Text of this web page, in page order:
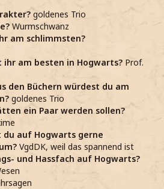
goldenes Trio
Wurmschwanz
am schlimmsten?
ihr am besten in Hogwarts? Prof.
den Büchern würdest du am
goldenes Trio
ein Paar werden sollen?
du auf Hogwarts gerne
VgdDK, weil das spannend ist
und Hassfach auf Hogwarts?